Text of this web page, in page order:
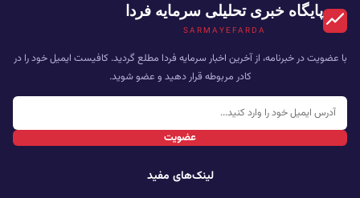
پایگاه خبری تحلیلی سرمایه فردا
SARMAYEFARDA
با عضویت در خبرنامه، از آخرین اخبار سرمایه فردا مطلع گردید. کافیست ایمیل خود را در
کادر مربوطه قرار دهید و عضو شوید.
عضویت
لینک‌های مفید